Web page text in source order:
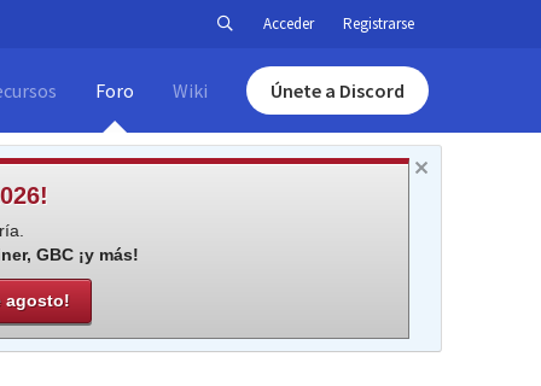
Acceder Registrarse
Foro Wiki Únete a Discord
GBC ¡y más!
agosto!